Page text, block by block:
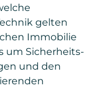
gelten
Immobilie
um Sicherheits-
und den